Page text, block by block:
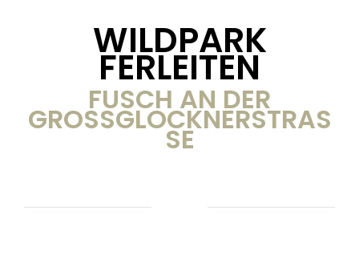
WILDPARK
FERLEITEN
FUSCH AN DER
GROSSGLOCKNERSTRASSE